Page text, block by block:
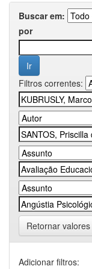
Buscar em:
por
Filtros correntes:
Retornar valores
Adicionar filtros: